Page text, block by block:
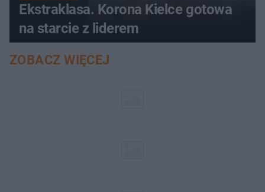
Ekstraklasa. Korona Kielce gotowa
na starcie z liderem
ZOBACZ WIĘCEJ